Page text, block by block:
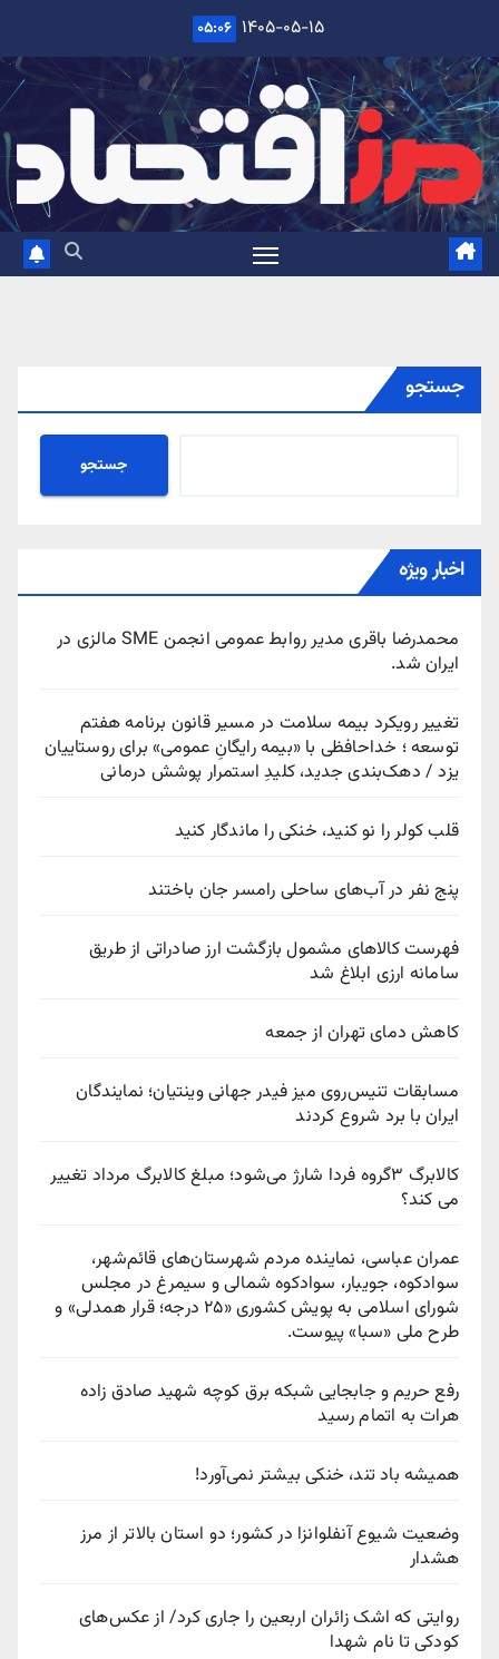
content
۱۴۰۵-۰۵-۱۵ ۰۵:۰۶
جستجو
جستجو
اخبار ویژه
محمدرضا باقری مدیر روابط عمومی انجمن SME مالزی در
ایران شد.
تغییر رویکرد بیمه سلامت در مسیر قانون برنامه هفتم
توسعه ؛ خداحافظی با «بیمه رایگانِ عمومی» برای روستاییان
یزد / دهک‌بندی جدید، کلیدِ استمرار پوشش درمانی
قلب کولر را نو کنید، خنکی را ماندگار کنید
پنج نفر در آب‌های ساحلی رامسر جان باختند
فهرست کالاهای مشمول بازگشت ارز صادراتی از طریق
سامانه ارزی ابلاغ شد
کاهش دمای تهران از جمعه
مسابقات تنیس‌روی میز فیدر جهانی وینتیان؛ نمایندگان
ایران با برد شروع کردند
کالابرگ ۳گروه فردا شارژ می‌شود؛ مبلغ کالابرگ مرداد تغییر
می کند؟
عمران عباسی، نماینده مردم شهرستان‌های قائم‌شهر،
سوادكوه، جویبار، سوادكوه شمالی و سیمرغ در مجلس
شورای اسلامی به پویش كشوری «۲۵ درجه؛ قرار همدلی» و
طرح ملی «سبا» پیوست.
رفع حریم و جابجایی شبکه برق کوچه شهید صادق زاده
هرات به اتمام رسید
همیشه باد تند، خنکی بیشتر نمی‌آورد!
وضعیت شیوع آنفلوانزا در کشور؛ دو استان بالاتر از مرز
هشدار
روایتی که اشک زائران اربعین را جاری کرد/ از عکس‌های
کودکی تا نام شهدا